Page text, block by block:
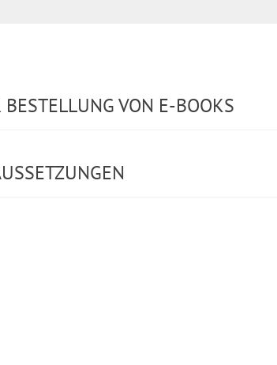
VON E-BOOKS